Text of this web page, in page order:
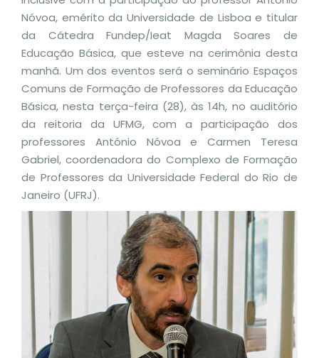
Nóvoa, emérito da Universidade de Lisboa e titular
da Cátedra Fundep/Ieat Magda Soares de
Educação Básica, que esteve na cerimônia desta
manhã. Um dos eventos será o seminário Espaços
Comuns de Formação de Professores da Educação
Básica, nesta terça-feira (28), às 14h, no auditório
da reitoria da UFMG, com a participação dos
professores António Nóvoa e Carmen Teresa
Gabriel, coordenadora do Complexo de Formação
de Professores da Universidade Federal do Rio de
Janeiro (UFRJ).